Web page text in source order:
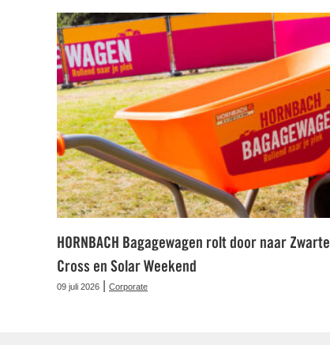
HORNBACH Bagagewagen rolt door naar Zwarte
Cross en Solar Weekend
09 juli 2026 Corporate